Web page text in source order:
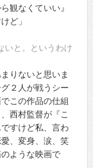
観なくていい』
ど」
いと。というわけ
りないと思いま
２人が戦うシー
この作品の仕組
西村監督が『こ
すけど私、言わ
、変身、涙、笑
ような映画で